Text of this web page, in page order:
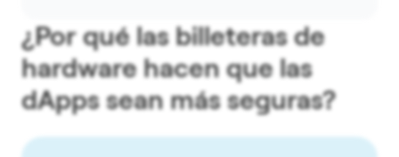
¿Por qué las billeteras de
hardware hacen que las
dApps sean más seguras?